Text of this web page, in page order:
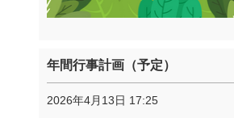
年間行事計画（予定）
2026年4月13日 17:25